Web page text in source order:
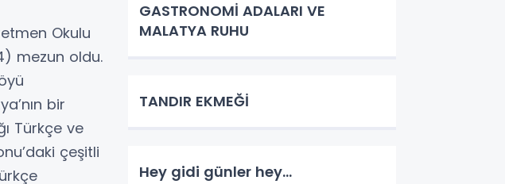
Okulu
mezun oldu.
bir
Türkçe ve
çeşitli
GASTRONOMİ ADALARI VE
MALATYA RUHU
TANDIR EKMEĞİ
Hey gidi günler hey...